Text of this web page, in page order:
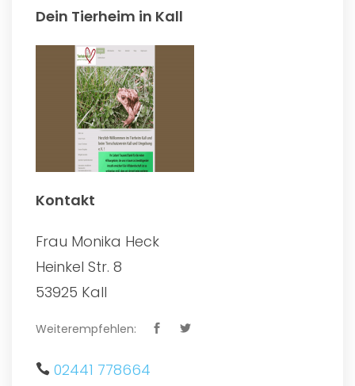
Dein Tierheim in Kall
Kontakt
Frau Monika Heck
Heinkel Str. 8
53925 Kall
Weiterempfehlen:
02441 778664